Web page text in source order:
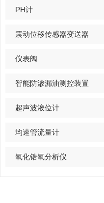
PH计
震动位移传感器变送器
仪表阀
智能防渗漏油测控装置
超声波液位计
均速管流量计
氧化锆氧分析仪